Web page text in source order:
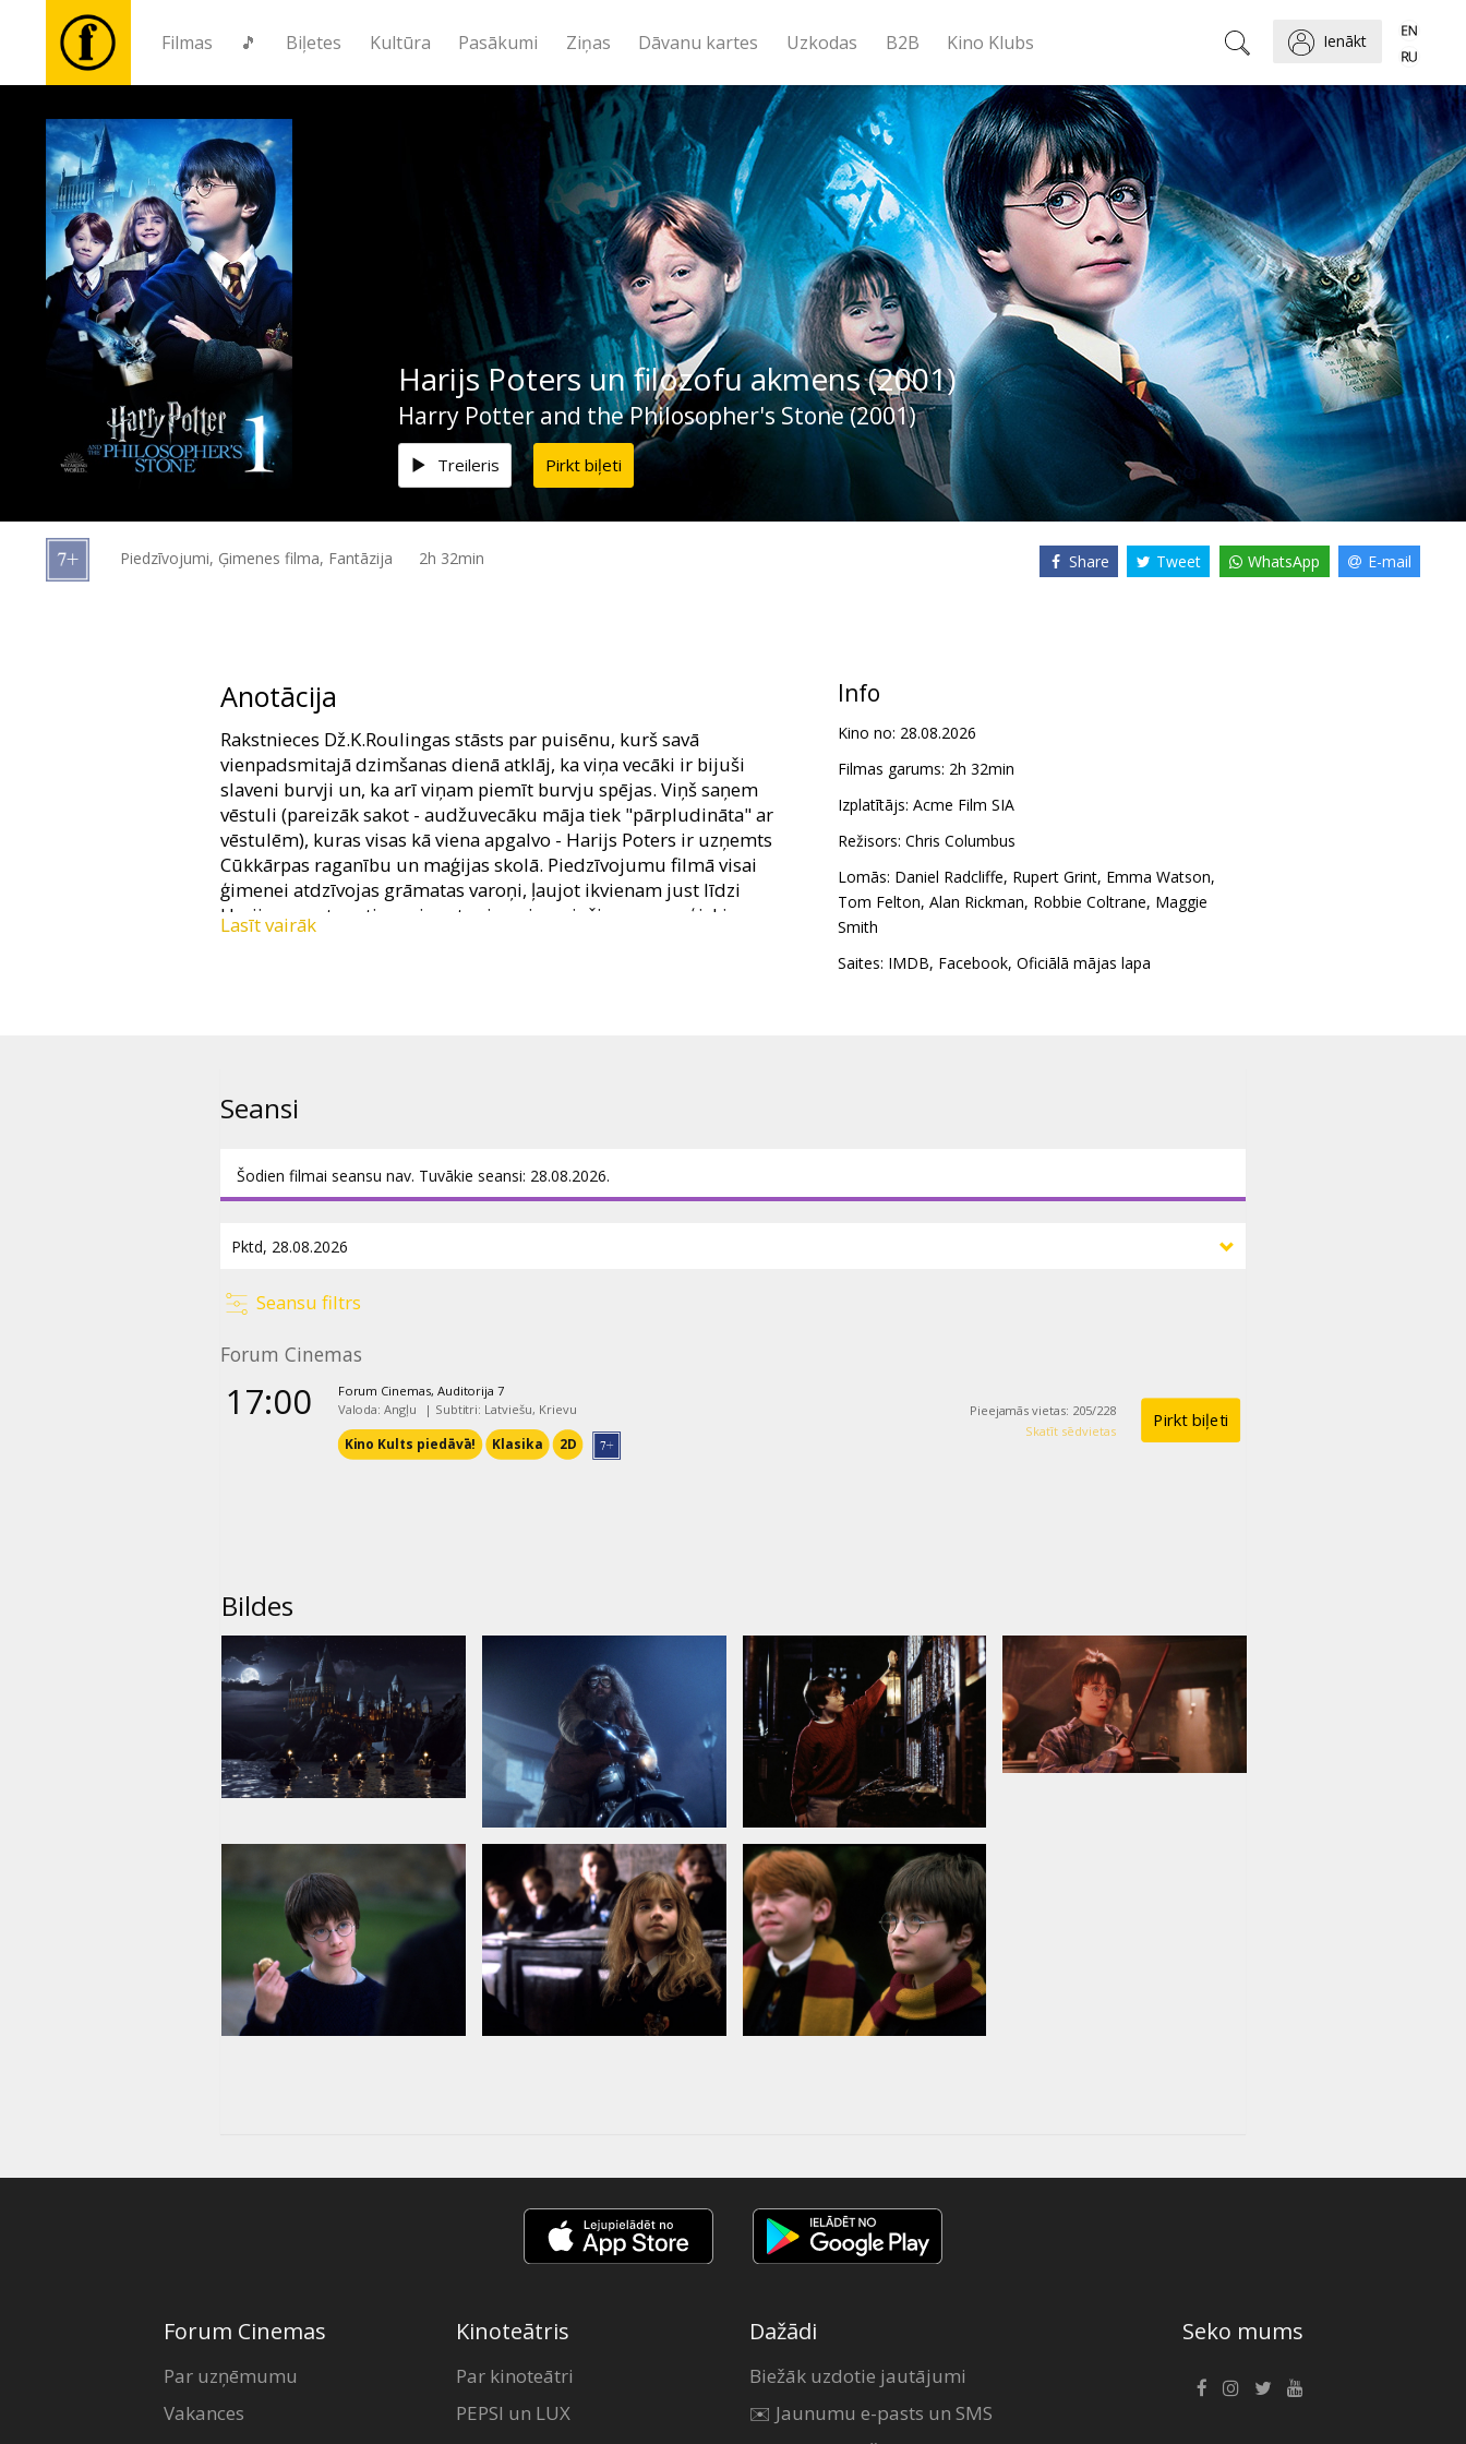
Filmas 🎵 Biļetes Kultūra Pasākumi Ziņas Dāvanu kartes Uzkodas B2B Kino Klubs Ienākt
Filmas
🎵
Biļetes
Kultūra
Pasākumi
Ziņas
kartes
Harijs Poters un filozofu akmens (2001)
Harry Potter and the Philosopher's Stone (2001)
Treileris Pirkt biļeti
Piedzīvojumi, Ģimenes filma, Fantāzija 2h 32min Share Tweet WhatsApp E-mail
Anotācija
Rakstnieces Dž.K.Roulingas stāsts par puisēnu, kurš savā
vienpadsmitajā dzimšanas dienā atklāj, ka viņa vecāki ir bijuši
slaveni burvji un, ka arī viņam piemīt burvju spējas. Viņš saņem
vēstuli (pareizāk sakot - audžuvecāku māja tiek "pārpludināta" ar
vēstulēm), kuras visas kā viena apgalvo - Harijs Poters ir uzņemts
Cūkkārpas raganību un maģijas skolā. Piedzīvojumu filmā visai
ģimenei atdzīvojas grāmatas varoņi, ļaujot ikvienam just līdzi
Harijam, sastopoties aci pret aci ar aizraujošiem un maģiskiem
notikumiem Cūkkārpas burvju skolā.
Lasīt vairāk
Info
Kino no: 28.08.2026
Filmas garums: 2h 32min
Izplatītājs: Acme Film SIA
Režisors: Chris Columbus
Lomās: Daniel Radcliffe, Rupert Grint, Emma Watson,
Tom Felton, Alan Rickman, Robbie Coltrane, Maggie
Smith
Saites: IMDB, Facebook, Oficiālā mājas lapa
Seansi
Šodien filmai seansu nav. Tuvākie seansi: 28.08.2026.
Seansu filtrs
Forum Cinemas
17:00
Forum Cinemas, Auditorija 7
Valoda: Angļu
| Subtitri: Latviešu, Krievu
Kino Kults piedāvā! Klasika 2D
Pieejamās vietas: 205/228
Skatīt sēdvietas
Pirkt biļeti
Bildes
Forum Cinemas
Par uzņēmumu
Vakances
Kinoteātris
Par kinoteātri
PEPSI un LUX
Dažādi
Biežāk uzdotie jautājumi
✉️ Jaunumu e-pasts un SMS
Seko mums